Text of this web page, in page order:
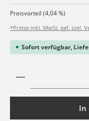
Preisvorteil (4,04 %)
*Preise inkl. MwSt. ggf. zzgl.
Sofort verfügbar,
Produkt Anzahl:
In